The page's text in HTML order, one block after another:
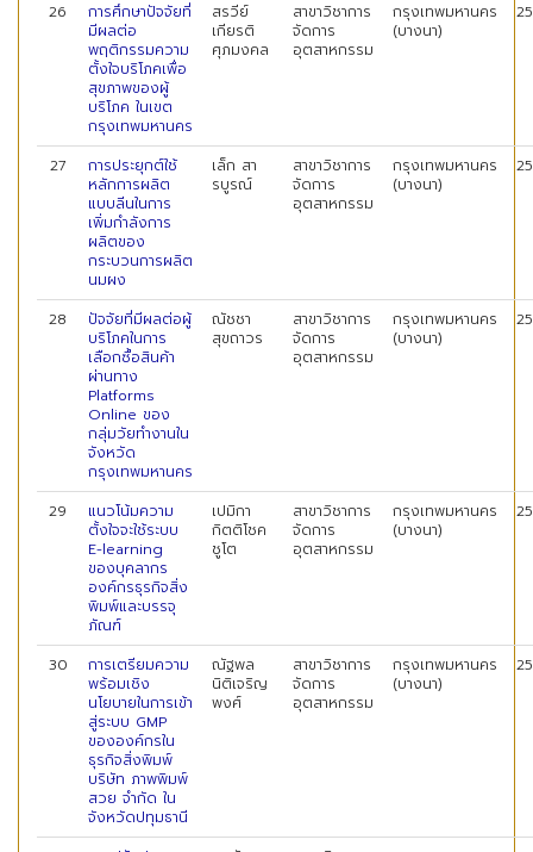
26
การศึกษาปัจจัยที่
มีผลต่อ
พฤติกรรมความ
ตั้งใจบริโภคเพื่อ
สุขภาพของผู้
บริโภค ในเขต
กรุงเทพมหานคร
สรวีย์
เกียรติ
ศุภมงคล
สาขาวิชาการ
จัดการ
อุตสาหกรรม
กรุงเทพมหานคร
(บางนา)
27
การประยุกต์ใช้
หลักการผลิต
แบบลีนในการ
เพิ่มกำลังการ
ผลิตของ
กระบวนการผลิต
นมผง
เล็ก สา
รบูรณ์
สาขาวิชาการ
จัดการ
อุตสาหกรรม
กรุงเทพมหานคร
(บางนา)
28
ปัจจัยที่มีผลต่อผู้
บริโภคในการ
เลือกซื้อสินค้า
ผ่านทาง
Platforms
Online ของ
กลุ่มวัยทำงานใน
จังหวัด
กรุงเทพมหานคร
ณัชชา
สุขถาวร
สาขาวิชาการ
จัดการ
อุตสาหกรรม
กรุงเทพมหานคร
(บางนา)
29
แนวโน้มความ
ตั้งใจจะใช้ระบบ
E-learning
ของบุคลากร
องค์กรธุรกิจสิ่ง
พิมพ์และบรรจุ
ภัณฑ์
เปมิกา
กิตติโชค
ชูโต
สาขาวิชาการ
จัดการ
อุตสาหกรรม
กรุงเทพมหานคร
(บางนา)
30
การเตรียมความ
พร้อมเชิง
นโยบายในการเข้า
สู่ระบบ GMP
ขององค์กรใน
ธุรกิจสิ่งพิมพ์
บริษัท ภาพพิมพ์
สวย จำกัด ใน
จังหวัดปทุมธานี
ณัฐพล
นิติเจริญ
พงศ์
สาขาวิชาการ
จัดการ
อุตสาหกรรม
กรุงเทพมหานคร
(บางนา)